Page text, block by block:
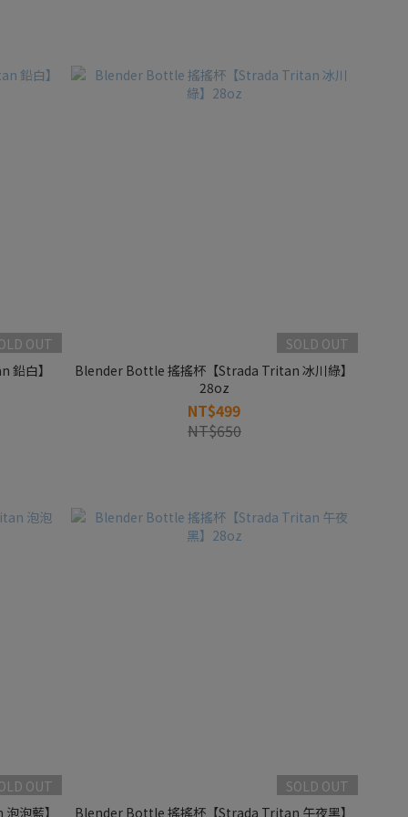
OUT
白】
SOLD OUT
Blender Bottle 搖搖杯【Strada Tritan 冰川綠】
28oz
NT$499
NT$650
OUT
泡藍】
SOLD OUT
Blender Bottle 搖搖杯【Strada Tritan 午夜黑】